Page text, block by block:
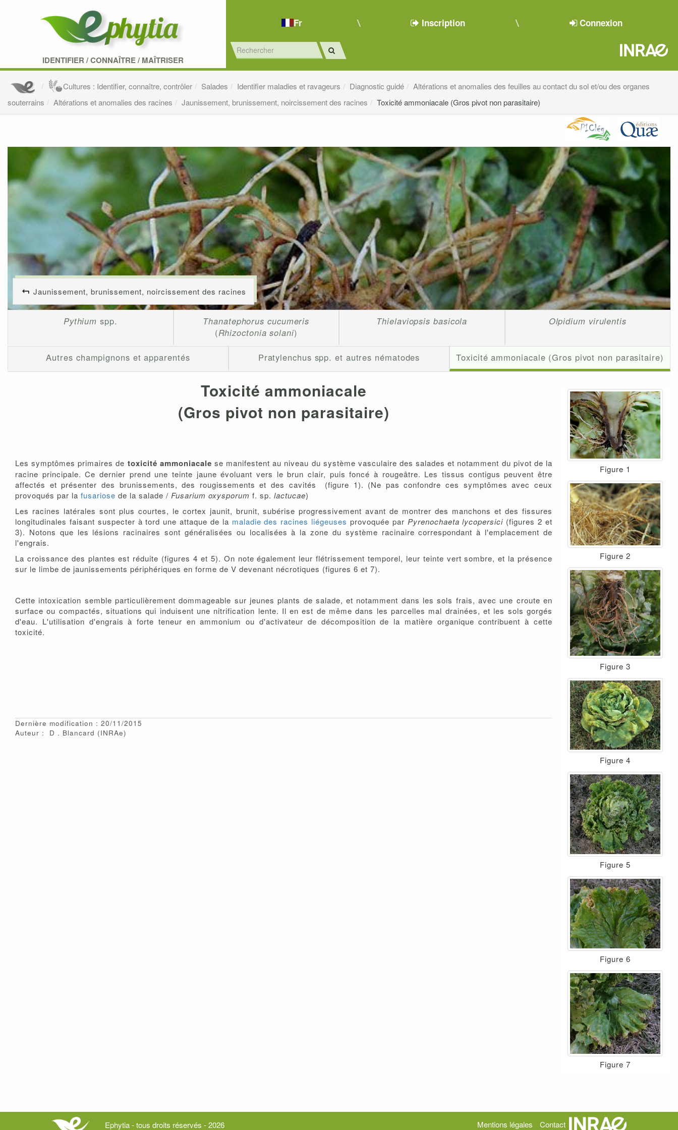
IDENTIFIER /CONNAÎTRE/MAÎTRISER
Fr Inscription Connexion
Cultures : Identifier, connaître, contrôler Salades Identifier maladies et ravageurs Diagnostic guidé
Altérations et anomalies des feuilles au contact du sol et/ou des organes
souterrains
Altérations et anomalies des racines Jaunissement, brunissement, noircissement des racines Toxicité ammoniacale (Gros pivot non parasitaire)
Jaunissement, brunissement, noircissement des racines
Pythium spp.
Thanatephorus cucumeris
(Rhizoctonia solani)
Thielaviopsis basicola Olpidium virulentis
Autres champignons et apparentés Pratylenchus spp. et autres nématodes Toxicité ammoniacale (Gros pivot non parasitaire)
Toxicité ammoniacale
(Gros pivot non parasitaire)
Les symptômes primaires de toxicité ammoniacale se manifestent au niveau du système vasculaire des salades et notamment du pivot de la
racine principale. Ce dernier prend une teinte jaune évoluant vers le brun clair, puis foncé à rougeâtre. Les tissus contigus peuvent être
affectés et présenter des brunissements, des rougissements et des cavités (figure 1). (Ne pas confondre ces symptômes avec ceux
provoqués par la fusariose de la salade / Fusarium oxysporum f. sp. lactucae)
Les racines latérales sont plus courtes, le cortex jaunit, brunit, subérise progressivement avant de montrer des manchons et des fissures
longitudinales faisant suspecter à tord une attaque de la maladie des racines liégeuses provoquée par Pyrenochaeta lycopersici (figures 2 et
3). Notons que les lésions racinaires sont généralisées ou localisées à la zone du système racinaire correspondant à l'emplacement de
l'engrais.
La croissance des plantes est réduite (figures 4 et 5). On note également leur flétrissement temporel, leur teinte vert sombre, et la présence
sur le limbe de jaunissements périphériques en forme de V devenant nécrotiques (figures 6 et 7).
Cette intoxication semble particulièrement dommageable sur jeunes plants de salade, et notamment dans les sols frais, avec une croute en
surface ou compactés, situations qui induisent une nitrification lente. Il en est de même dans les parcelles mal drainées, et les sols gorgés
d'eau. L'utilisation d'engrais à forte teneur en ammonium ou d'activateur de décomposition de la matière organique contribuent à cette
toxicité.
Dernière modification : 20/11/2015
Auteur :
D Blancard (INRAe)
Figure 1
Figure 2
Figure 3
Figure 4
Figure 5
Figure 6
Figure 7
Ephytia - tous droits réservés - 2026 Mentions légales Contact